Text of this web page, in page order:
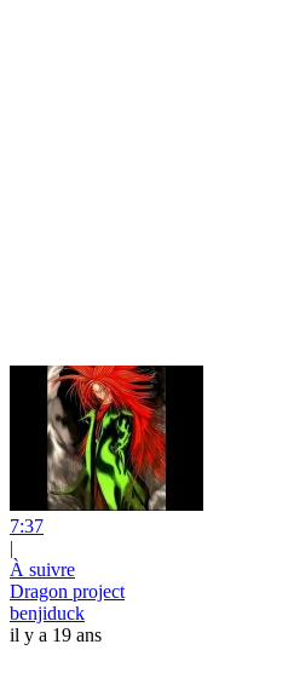
7:37
|
À suivre
Dragon project
benjiduck
il y a 19 ans